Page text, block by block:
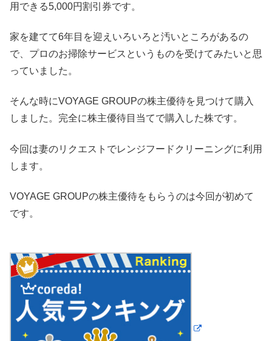
用できる5,000円割引券です。
家を建てて6年目を迎えいろいろと汚いところがあるの
で、プロのお掃除サービスというものを受けてみたいと思
っていました。
そんな時にVOYAGE GROUPの株主優待を見つけて購入
しました。完全に株主優待目当てで購入した株です。
今回は妻のリクエストでレンジフードクリーニングに利用
します。
VOYAGE GROUPの株主優待をもらうのは今回が初めて
です。